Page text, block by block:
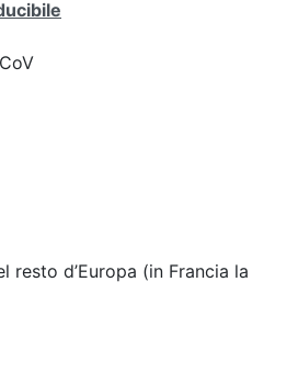
resto d’Europa (in Francia la